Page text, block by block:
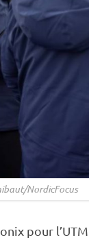
NordicFocus
pour